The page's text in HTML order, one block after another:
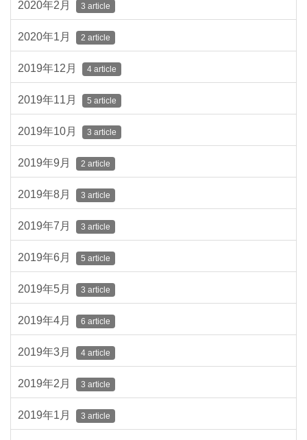
2020年2月 3 article
2020年1月 2 article
2019年12月 4 article
2019年11月 5 article
2019年10月 3 article
2019年9月 2 article
2019年8月 3 article
2019年7月 3 article
2019年6月 5 article
2019年5月 3 article
2019年4月 6 article
2019年3月 4 article
2019年2月 3 article
2019年1月 3 article